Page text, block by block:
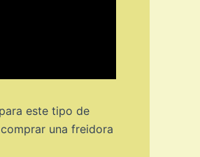
este tipo de
una freidora